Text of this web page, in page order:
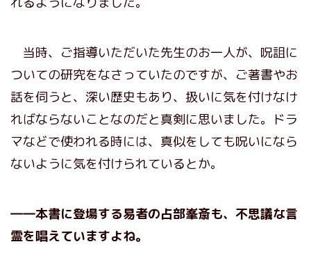
当時、ご指導いただいた先生のお一人が、呪詛に
ついての研究をなさっていたのですが、ご著書やお
話を伺うと、深い歴史もあり、扱いに気を付けなけ
ればならないことなのだと真剣に思いました。ドラ
マなどで使われる時には、真似をしても呪いになら
ないように気を付けられているとか。
――本書に登場する易者の占部峯斎も、不思議な言
霊を唱えていますよね。